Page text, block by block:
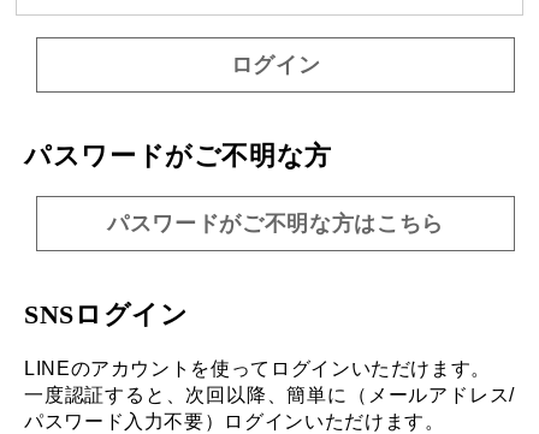
ログイン
パスワードがご不明な方
パスワードがご不明な方はこちら
SNSログイン
LINEのアカウントを使ってログインいただけます。
一度認証すると、次回以降、簡単に（メールアドレス/
パスワード入力不要）ログインいただけます。